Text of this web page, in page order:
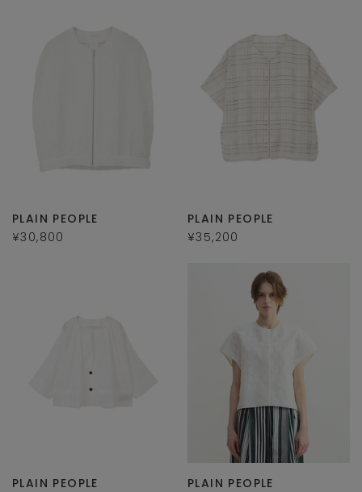
PLAIN PEOPLE
¥30,800
PLAIN PEOPLE
¥35,200
PLAIN PEOPLE
PLAIN PEOPLE